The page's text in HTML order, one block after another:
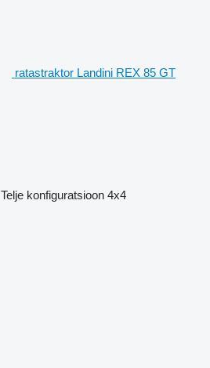
ratastraktor Landini REX 85 GT
Telje konfiguratsioon 4x4